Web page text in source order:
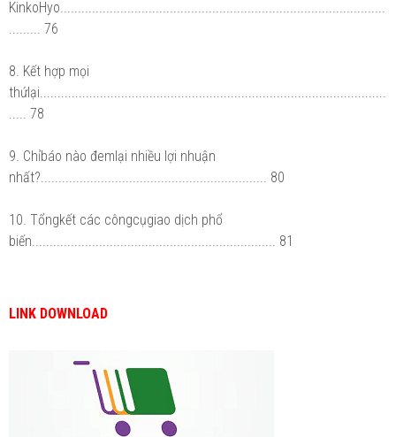
KinkoHyo............................................................................................
......... 76
8. Kết hợp mọi
thứlại..................................................................................................
..... 78
9. Chỉbáo nào đemlại nhiều lợi nhuận
nhất?................................................................ 80
10. Tổngkết các côngcụgiao dịch phổ
biến..................................................................... 81
LINK DOWNLOAD